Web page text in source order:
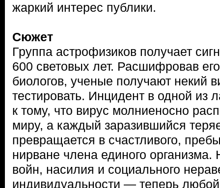
жаркий интерес публики.
Сюжет
Группа астрофизиков получает
600 световых лет. Расшифровав
биологов, ученые получают некий
тестировать. Инцидент в одной из
к тому, что вирус молниеносно
миру, а каждый заразившийся
превращается в счастливого,
нирване члена единого
войн, насилия и социального
индивидуальности — теперь